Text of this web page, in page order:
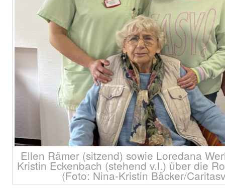
Ellen Rämer (sitzend) sowie Loredana
Kristin Eckenbach (stehend v.l.) über die
(Foto: Nina-Kristin Bäcker/